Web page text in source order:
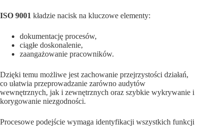
ISO 9001 kładzie nacisk na kluczowe elementy:
dokumentację procesów,
ciągłe doskonalenie,
zaangażowanie pracowników.
Dzięki temu możliwe jest zachowanie przejrzystości działań,
co ułatwia przeprowadzanie zarówno audytów
wewnętrznych, jak i zewnętrznych oraz szybkie wykrywanie i
korygowanie niezgodności.
Procesowe podejście wymaga identyfikacji wszystkich funkcji